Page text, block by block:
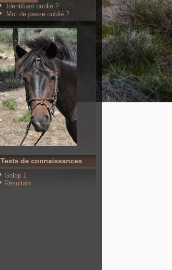
Identifiant oublié ?
Mot de passe oublié ?
Tests de connaissances
Galop 1
Résultats